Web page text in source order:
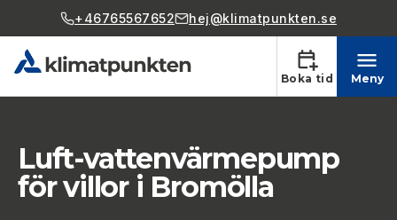
+46765567652 hej@klimatpunkten.se
Boka tid Meny
Luft-vattenvärmepump
för villor i Bromölla